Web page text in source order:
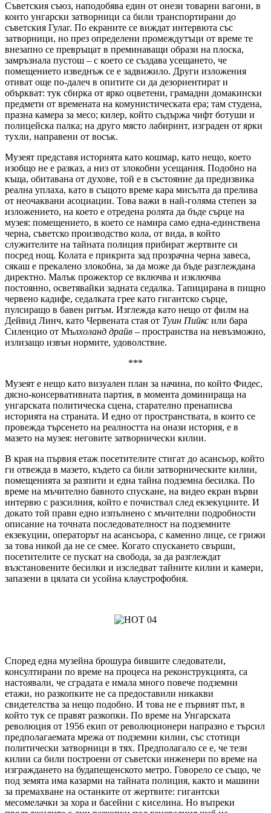
Съветския съюз, наподобява един от онези товарни вагони, в
които унгарски затворници са били транспортирани до
съветския Гулаг. По екраните се виждат интервюта със
затворници, но през определени промеждутъци от време те
внезапно се превръщат в преминаващи образи на плоска,
замръзнала пустош – с което се създава усещането, че
помещението изведнъж се е задвижило. Други изложения
отиват още по-далеч в опитите си да дезориентират и
объркват: тук сбирка от ярко оцветени, грамадни домакински
предмети от времената на комунистическата ера; там студена,
празна камера за месо; килер, който съдържа чифт ботуши и
полицейска палка; на друго място лабиринт, изграден от ярки
тухли, направени от восък.
Музеят представя историята като кошмар, като нещо, което
изобщо не е разказ, а низ от злокобни усещания. Подобно на
къща, обитавана от духове, той е в състояние да предизвика
реална уплаха, като в същото време кара мисълта да прелива
от неочаквани асоциации. Това важи в най-голяма степен за
изложението, на което е отредена ролята да бъде сърце на
музея: помещението, в което се намира само една-единствена
черна, съветско производство кола, от вида, в който
служителите на тайната полиция прибират жертвите си
посред нощ. Колата е прикрита зад прозрачна черна завеса,
сякаш е прекалено злокобна, за да може да бъде разглеждана
директно. Малък прожектор се включва и изключва
постоянно, осветявайки задната седалка. Тапицирана в пищно
червено кадифе, седалката грее като гигантско сърце,
пулсиращо в бавен ритъм. Изглежда като нещо от филм на
Дейвид Линч, като Червената стая от Туин Пийкс или бара
Силенцио от Мълхоланд драйв – пространства на невъзможно,
излизащо извън нормите, удоволствие.
***
Музеят е нещо като визуален план за начина, по който Фидес,
дясно-консервативната партия, в момента доминираща на
унгарската политическа сцена, старателно пренаписва
историята на страната. И едно от пространствата, в които се
провежда търсенето на реалността на онази история, е в
мазето на музея: неговите затворнически килии.
В края на първия етаж посетителите стигат до асансьор, който
ги отвежда в мазето, където са били затворническите килии,
помещенията за разпити и една тайна подземна бесилка. По
време на мъчително бавното спускане, на видео екран върви
интервю с разсилния, който е почиствал след екзекуциите. И
докато той прави едно изпълнено с мъчителни подробности
описание на точната последователност на подземните
екзекуции, операторът на асансьора, с каменно лице, се грижи
за това никой да не се смее. Когато спускането свърши,
посетителите се пускат на свобода, за да разглеждат
възстановените бесилки и изследват тайните килии и камери,
запазени в цялата си усойна клаустрофобия.
Според една музейна брошура бившите следователи,
консултирани по време на процеса на реконструкцията, са
настоявали, че сградата е имала много повече подземни
етажи, но разкопките не са предоставили никакви
свидетелства за нещо подобно. И това не е първият път, в
който тук се правят разкопки. По време на Унгарската
революция от 1956 екип от революционери напразно е търсил
предполагаемата мрежа от подземни килии, със стотици
политически затворници в тях. Предполагало се е, че тези
килии са били построени от съветски инженери по време на
изграждането на будапещенското метро. Говорело се също, че
под земята има казарми на тайната полиция, както и машини
за премахване на останките от жертвите: гигантски
месомелачки за хора и басейни с киселина. Но въпреки